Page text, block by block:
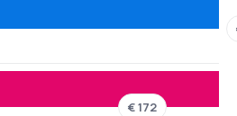
€ 172